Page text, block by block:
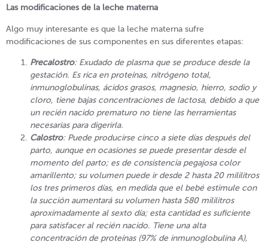
Las modificaciones de la leche materna
Algo muy interesante es que la leche materna sufre
modificaciones de sus componentes en sus diferentes etapas:
Precalostro: Exudado de plasma que se produce desde la
gestación. Es rica en proteínas, nitrógeno total,
inmunoglobulinas, ácidos grasos, magnesio, hierro, sodio y
cloro, tiene bajas concentraciones de lactosa, debido a que
un recién nacido prematuro no tiene las herramientas
necesarias para digerirla.
Calostro: Puede producirse cinco a siete días después del
parto, aunque en ocasiones se puede presentar desde el
momento del parto; es de consistencia pegajosa color
amarillento; su volumen puede ir desde 2 hasta 20 mililitros
los tres primeros días, en medida que el bebé estimule con
la succión aumentará su volumen hasta 580 mililitros
aproximadamente al sexto día; esta cantidad es suficiente
para satisfacer al recién nacido. Tiene una alta
concentración de proteínas (97% de inmunoglobulina A),